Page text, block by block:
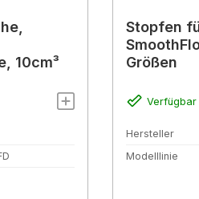
10cm³
Stopfen
Größen
Verfügbar
Hersteller
Modelllinie